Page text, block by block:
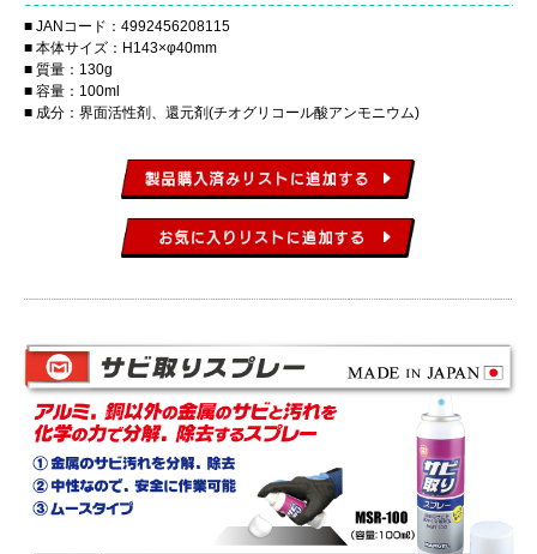
JANコード：4992456208115
本体サイズ：H143×φ40mm
質量：130g
容量：100ml
成分：界面活性剤、還元剤(チオグリコール酸アンモニウム)